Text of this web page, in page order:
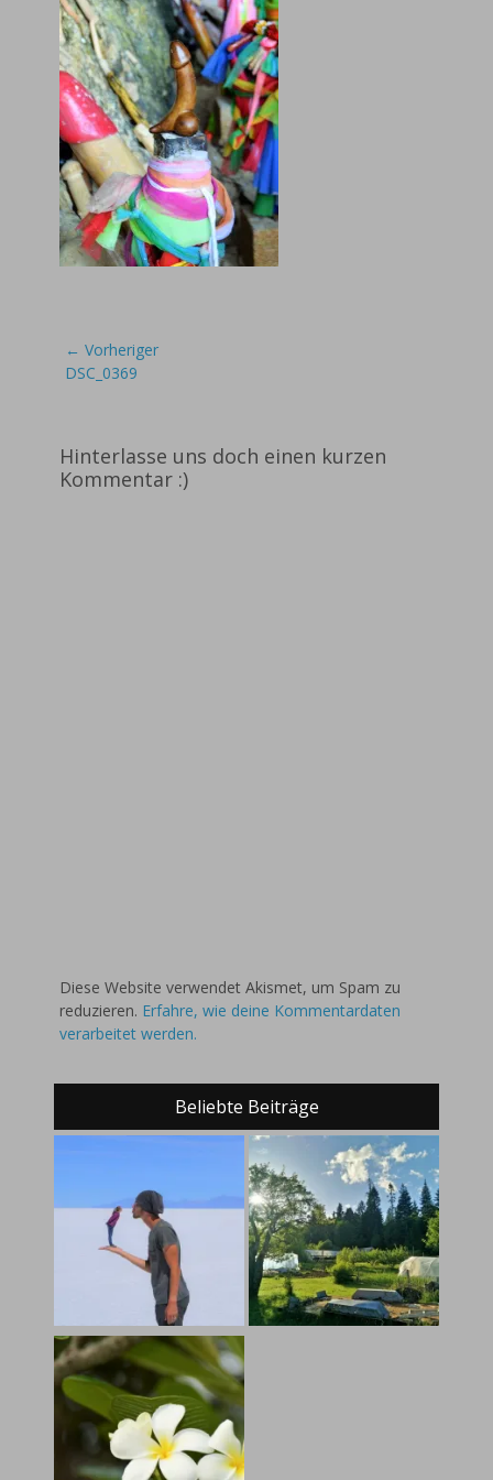
Beitragsnavigation
← Vorheriger
Vorheriger
DSC_0369
Hinterlasse uns doch einen kurzen
Kommentar :)
Diese Website verwendet Akismet, um Spam zu
reduzieren. Erfahre, wie deine Kommentardaten
verarbeitet werden.
Beliebte Beiträge